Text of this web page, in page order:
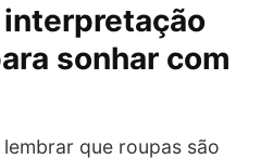
sonhar com
que roupas são